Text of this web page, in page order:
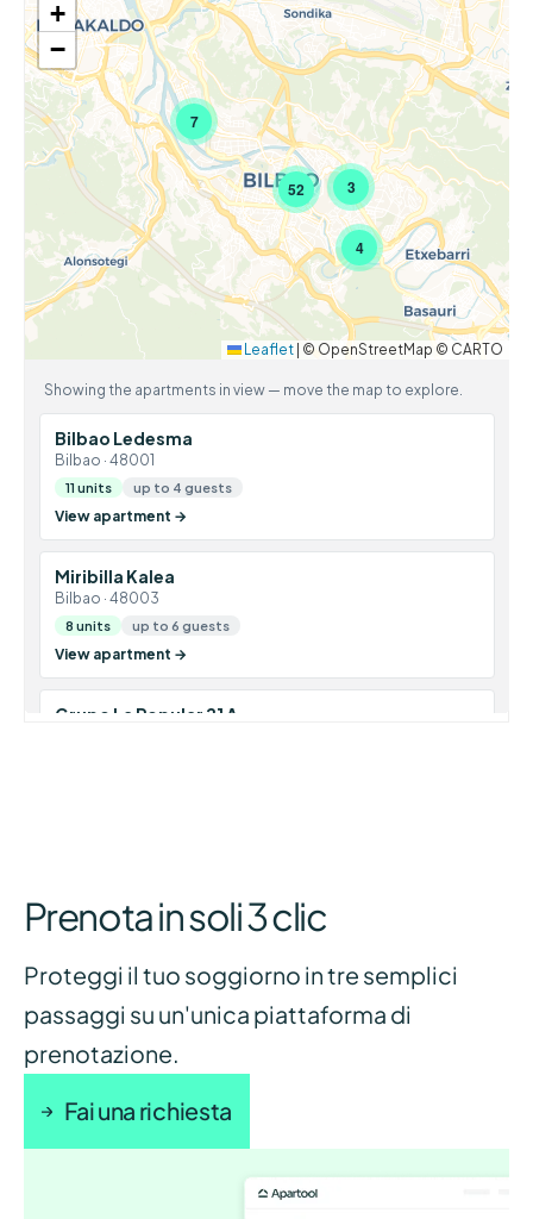
Prenota in soli 3 clic
Proteggi il tuo soggiorno in tre semplici
passaggi su un'unica piattaforma di
prenotazione.
Fai una richiesta